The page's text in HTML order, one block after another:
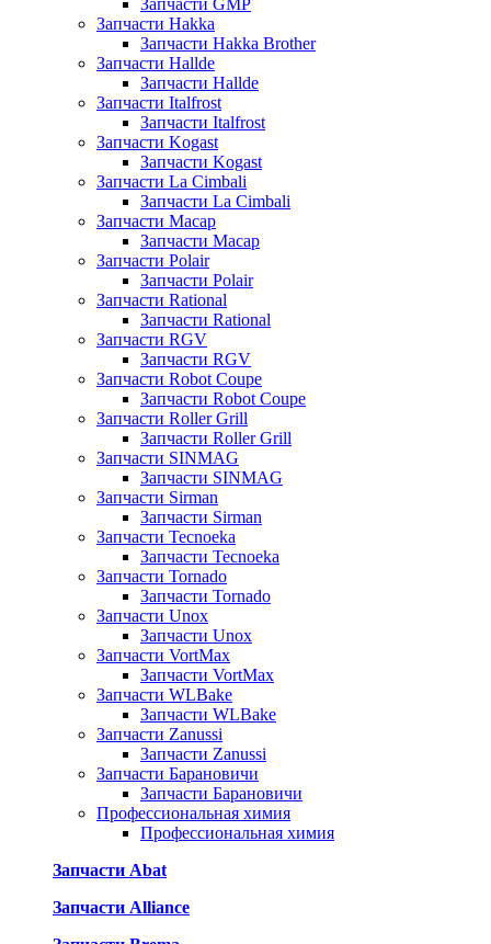
Запчасти GMP
Запчасти Hakka
Запчасти Hakka Brother
Запчасти Hallde
Запчасти Hallde
Запчасти Italfrost
Запчасти Italfrost
Запчасти Kogast
Запчасти Kogast
Запчасти La Cimbali
Запчасти La Cimbali
Запчасти Macap
Запчасти Macap
Запчасти Polair
Запчасти Polair
Запчасти Rational
Запчасти Rational
Запчасти RGV
Запчасти RGV
Запчасти Robot Coupe
Запчасти Robot Coupe
Запчасти Roller Grill
Запчасти Roller Grill
Запчасти SINMAG
Запчасти SINMAG
Запчасти Sirman
Запчасти Sirman
Запчасти Tecnoeka
Запчасти Tecnoeka
Запчасти Tornado
Запчасти Tornado
Запчасти Unox
Запчасти Unox
Запчасти VortMax
Запчасти VortMax
Запчасти WLBake
Запчасти WLBake
Запчасти Zanussi
Запчасти Zanussi
Запчасти Барановичи
Запчасти Барановичи
Профессиональная химия
Профессиональная химия
Запчасти Abat
Запчасти Alliance